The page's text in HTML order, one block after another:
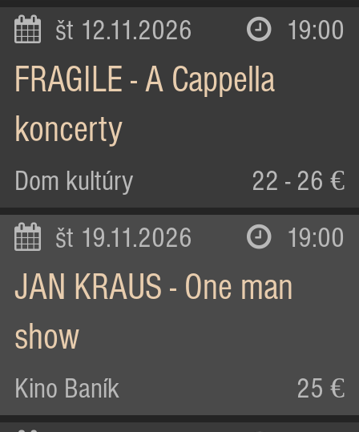
št 12.11.2026 19:00
FRAGILE - A Cappella
koncerty
Dom kultúry 22 - 26 €
št 19.11.2026 19:00
JAN KRAUS - One man
show
Kino Baník 25 €